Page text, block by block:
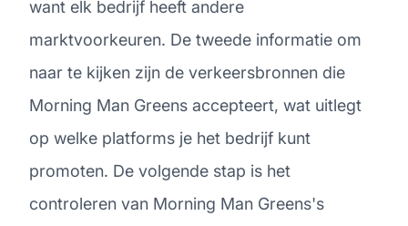
want elk bedrijf heeft andere
marktvoorkeuren. De tweede informatie om
naar te kijken zijn de verkeersbronnen die
Morning Man Greens accepteert, wat uitlegt
op welke platforms je het bedrijf kunt
promoten. De volgende stap is het
controleren van Morning Man Greens's